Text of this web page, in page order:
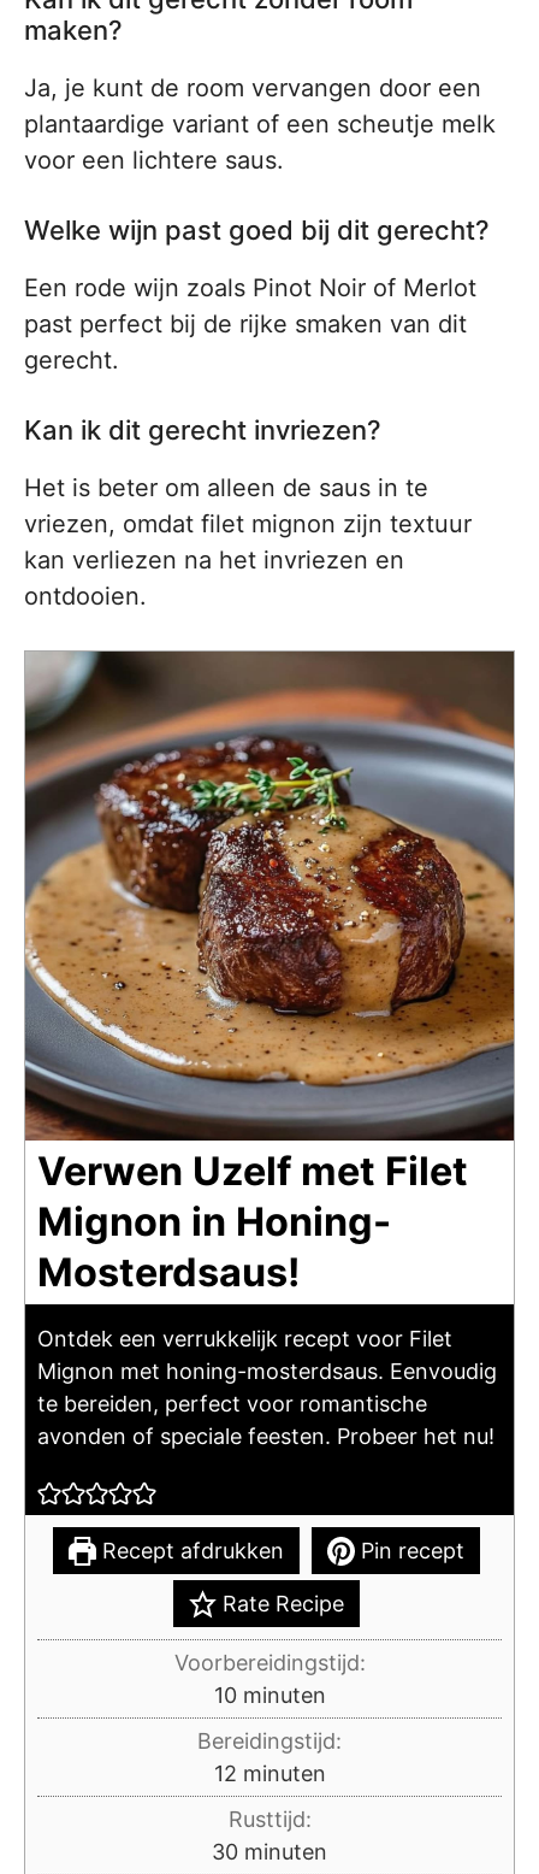
maken?
Ja, je kunt de room vervangen door een
plantaardige variant of een scheutje melk
voor een lichtere saus.
Welke wijn past goed bij dit gerecht?
Een rode wijn zoals Pinot Noir of Merlot
past perfect bij de rijke smaken van dit
gerecht.
Kan ik dit gerecht invriezen?
Het is beter om alleen de saus in te
vriezen, omdat filet mignon zijn textuur
kan verliezen na het invriezen en
ontdooien.
Verwen Uzelf met Filet
Mignon in Honing-
Mosterdsaus!
Ontdek een verrukkelijk recept voor Filet
Mignon met honing-mosterdsaus. Eenvoudig
te bereiden, perfect voor romantische
avonden of speciale feesten. Probeer het nu!
Recept afdrukken Pin recept
Rate Recipe
Voorbereidingstijd:
10minuten
minuten
Bereidingstijd:
12minuten
minuten
Rusttijd:
30minuten
minuten